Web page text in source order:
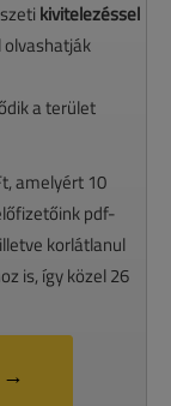
kivitelezéssel
a terület
amelyért 10
pdf-
korlátlanul
is, így közel 26
→